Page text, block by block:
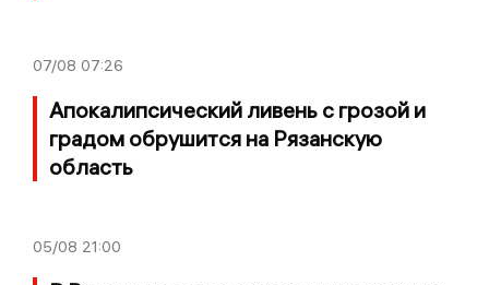
07/08 07:26
Апокалипсический ливень с грозой и
градом обрушится на Рязанскую
область
05/08 21:00